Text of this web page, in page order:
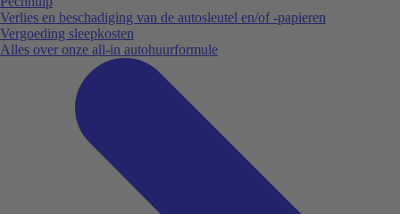
Verlies en beschadiging van de autosleutel en/of -papieren
Vergoeding sleepkosten
Alles over onze all-in autohuurformule